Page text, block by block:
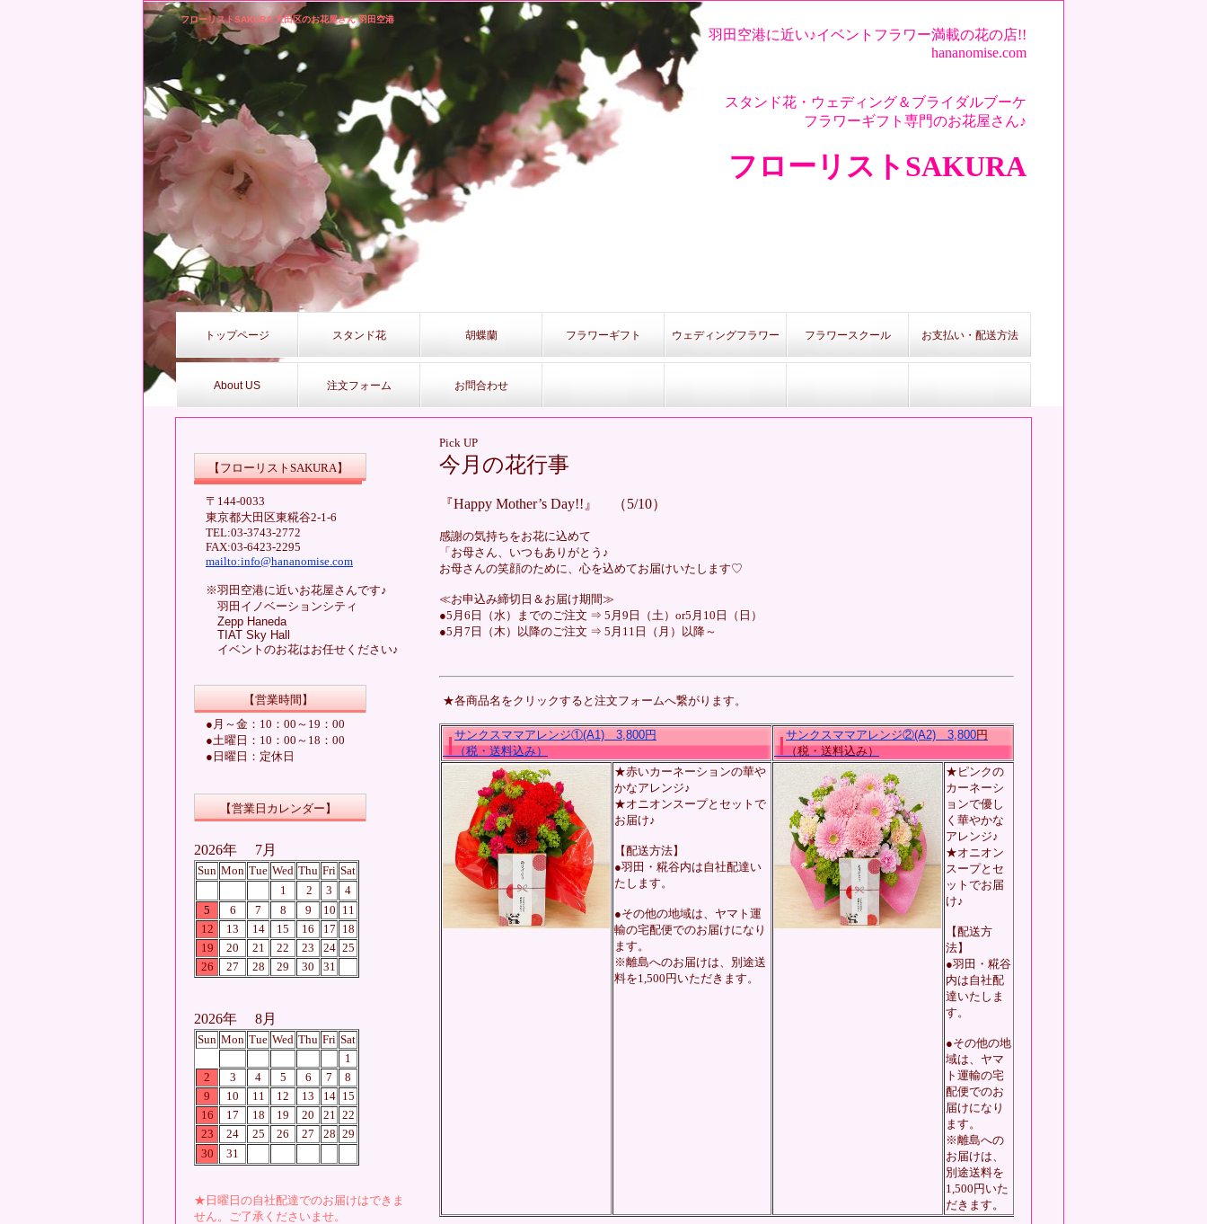
フローリストSAKURA 大田区のお花屋さん 羽田空港
羽田空港に近い♪イベントフラワー満載の花の店!!
hananomise.com
スタンド花・ウェディング＆ブライダルブーケ
フラワーギフト専門のお花屋さん♪
フローリストSAKURA
トップページ スタンド花 胡蝶蘭 フラワーギフト ウェディングフラワー フラワースクール お支払い・配送方法
About US 注文フォーム お問合わせ
Pick UP
今月の花行事
『Happy Mother’s Day!! 』 （5/10）
感謝の気持ちをお花に込めて
「お母さん、いつもありがとう♪
お母さんの笑顔のために、心を込めてお届けいたします♡
≪お申込み締切日＆お届け期間≫
●5月6日（水）までのご注文 ⇒ 5月9日（土）or5月10日（日）
●5月7日（木）以降のご注文 ⇒ 5月11日（月）以降～
★各商品名をクリックすると注文フォームへ繋がります。
サンクスママアレンジ①(A1) 3,800円
（税・送料込み）
サンクスママアレンジ②(A2) 3,800円
（税・送料込み）
★赤いカーネーションの華や
かなアレンジ♪
★オニオンスープとセットで
お届け♪
【配送方法】
●羽田・糀谷内は自社配達い
たします。
●その他の地域は、ヤマト運
輸の宅配便でのお届けになり
ます。
※離島へのお届けは、別途送
料を1,500円いただきます。
★ピンクの
カーネーシ
ョンで優し
く華やかな
アレンジ♪
★オニオン
スープとセ
ットでお届
け♪
【配送方
法】
●羽田・糀谷
内は自社配
達いたしま
す。
●その他の地
域は、ヤマ
ト運輸の宅
配便でのお
届けになり
ます。
※離島への
お届けは、
別途送料を
1,500円いた
だきます。
【 フローリストSAKURA】
〒144-0033
東京都大田区東糀谷2-1-6
TEL:03-3743-2772
FAX:03-6423-2295
mailto:info@hananomise.com
※羽田空港に近いお花屋さんです♪
羽田イノベーションシティ
Zepp Haneda
TIAT Sky Hall
イベントのお花はお任せください♪
【営業時間】
●月～金：10：00～19：00
●土曜日：10：00～18：00
●日曜日：定休日
【営業日カレンダー】
2026年 7月
Sun Mon Tue Wed Thu Fri Sat
1
2 3
4
5
6 7 8 9 10 11
12
13 14 15 16 17 18
19
20 21 22 23 24 25
26
27 28 29 30 31
2026年 8月
Sun Mon Tue Wed Thu Fri Sat
1
2
3 4 5 6 7
8
9
10 11 12 13 14 15
16
17 18 19 20 21 22
23
24 25 26 27 28 29
30
31
★日曜日の自社配達でのお届けはできま
せん。ご了承くださいませ。